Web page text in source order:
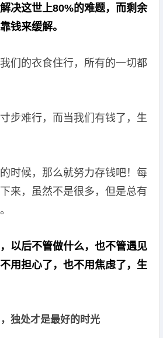
决这世上80%的难题，而剩余
钱来缓解。
们的衣食住行，所有的一切都
步难行，而当我们有钱了，生
时候，那么就努力存钱吧！每
来，虽然不是很多，但是总有
以后不管做什么，也不管遇见
用担心了，也不用焦虑了，生
独处才是最好的时光